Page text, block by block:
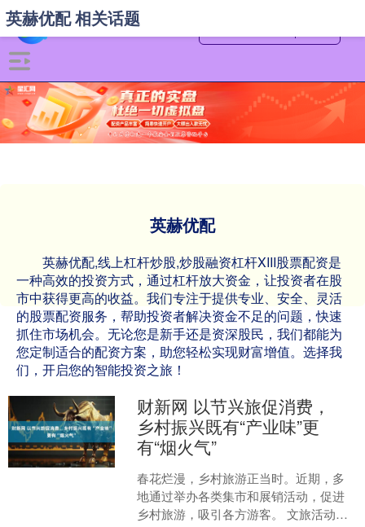
英赫优配
英赫优配,线上杠杆炒股,炒股融资杠杆XIII‌股票配资是
一种高效的投资方式，通过杠杆放大资金，让投资者在股
市中获得更高的收益。我们专注于提供专业、安全、灵活
的股票配资服务，帮助投资者解决资金不足的问题，快速
抓住市场机会。无论您是新手还是资深股民，我们都能为
您定制适合的配资方案，助您轻松实现财富增值。选择我
们，开启您的智能投资之旅！
英赫优配 相关话题
财新网 以节兴旅促消费，
乡村振兴既有“产业味”更
有“烟火气”
春花烂漫，乡村旅游正当时。近期，多
地通过举办各类集市和展销活动，促进
乡村旅游，吸引各方游客。 文旅活动聚